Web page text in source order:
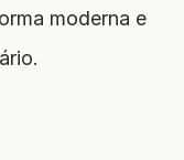
moderna e